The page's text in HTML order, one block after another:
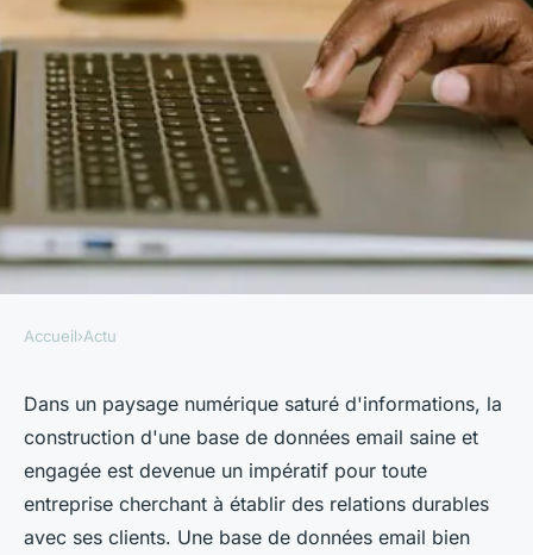
Stratégies essentielles pour
construire une base de
données email saine et
engagée
Accueil›Actu
Dans un paysage numérique saturé d'informations, la
construction d'une base de données email saine et
engagée est devenue un impératif pour toute
entreprise cherchant à établir des relations durables
avec ses clients. Une base de données email bien